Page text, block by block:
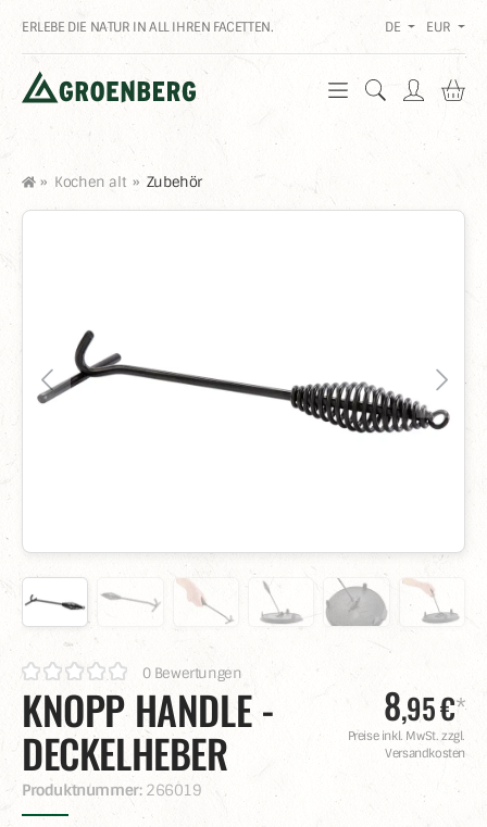
ERLEBE DIE NATUR IN ALL IHREN FACETTEN. DE EUR
» Kochen alt » Zubehör
0 Bewertungen
KNOPP HANDLE -
DECKELHEBER
Produktnummer: 266019
8,95€*
Preise inkl. MwSt. zzgl.
Versandkosten